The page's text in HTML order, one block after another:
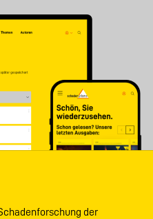
der